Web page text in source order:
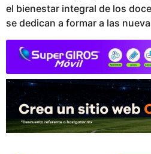
el bienestar integral de los
se dedican a formar a las